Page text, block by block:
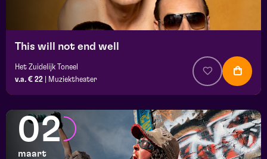
This will not end well
Het Zuidelijk Toneel
v.a. € 22
Muziektheater
02
maart